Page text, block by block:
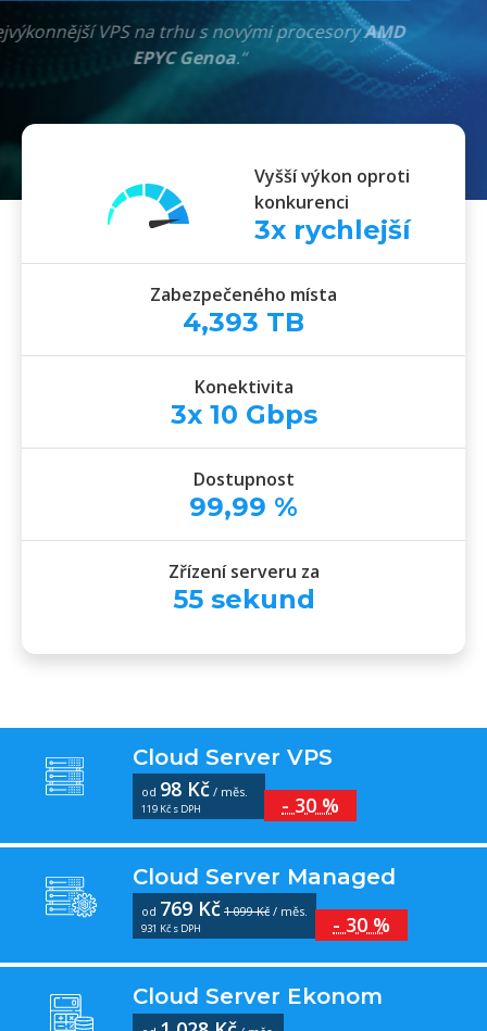
Cloud Serveru!“
„Nejvýkonnější VPS na trhu s novými procesory
EPYC Genoa.“
Vyšší výkon oproti
konkurenci
3x rychlejší
Zabezpečeného místa
4,393 TB
Konektivita
3x 10 Gbps
Dostupnost
99,99 %
Zřízení serveru za
55sekund
Cloud Server VPS
od 98 Kč / měs.
119 Kč s DPH - 30 %
Cloud Server Managed
od 769 Kč 1 099 Kč / měs.
931 Kč s DPH - 30 %
Cloud Server Ekonom